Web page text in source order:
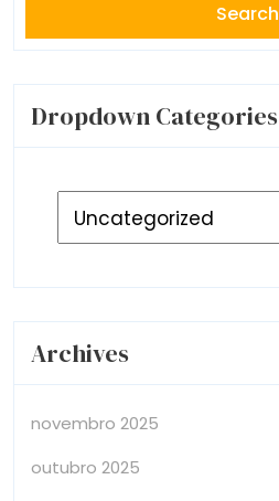
Dropdown Categories
Archives
novembro 2025
outubro 2025